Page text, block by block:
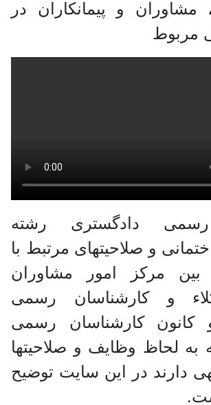
مشاوران و پیمانکاران در
مربوط
دادگستری رشته
و صلاحیتهای مرتبط با
مرکز امور مشاوران
و کارشناسان رسمی
کانون کارشناسان رسمی
به لحاظ وظایف و صلاحیتها
دارند در این سایت توضیح